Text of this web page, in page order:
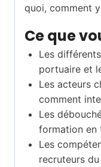
quoi, comment
Ce que
Les
portuaire et
Les acteurs
comment
Les
formation en
Les
recruteurs